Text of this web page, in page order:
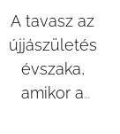
A tavasz az
újjászületés
évszaka,
amikor a